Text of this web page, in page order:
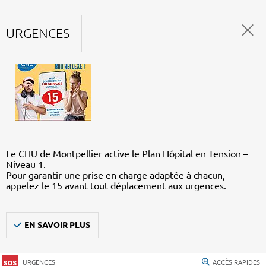
URGENCES
Le CHU de Montpellier active le Plan Hôpital en Tension –
Niveau 1.
Pour garantir une prise en charge adaptée à chacun,
appelez le 15 avant tout déplacement aux urgences.
EN SAVOIR PLUS
URGENCES ACCÈS RAPIDES